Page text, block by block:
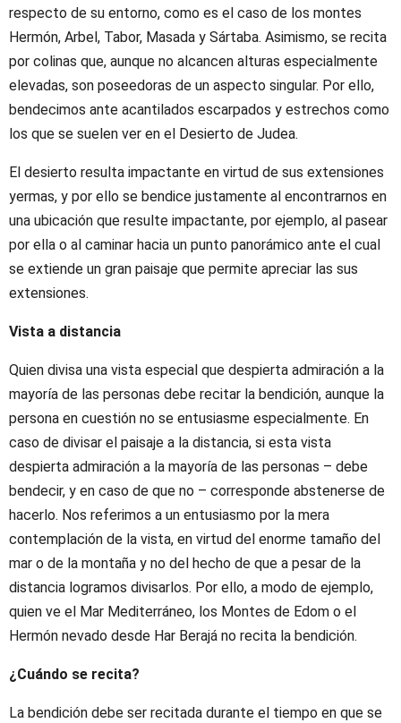
respecto de su entorno, como es el caso de los montes
Hermón, Arbel, Tabor, Masada y Sártaba. Asimismo, se recita
por colinas que, aunque no alcancen alturas especialmente
elevadas, son poseedoras de un aspecto singular. Por ello,
bendecimos ante acantilados escarpados y estrechos como
los que se suelen ver en el Desierto de Judea.
El desierto resulta impactante en virtud de sus extensiones
yermas, y por ello se bendice justamente al encontrarnos en
una ubicación que resulte impactante, por ejemplo, al pasear
por ella o al caminar hacia un punto panorámico ante el cual
se extiende un gran paisaje que permite apreciar las sus
extensiones.
Vista a distancia
Quien divisa una vista especial que despierta admiración a la
mayoría de las personas debe recitar la bendición, aunque la
persona en cuestión no se entusiasme especialmente. En
caso de divisar el paisaje a la distancia, si esta vista
despierta admiración a la mayoría de las personas – debe
bendecir, y en caso de que no – corresponde abstenerse de
hacerlo. Nos referimos a un entusiasmo por la mera
contemplación de la vista, en virtud del enorme tamaño del
mar o de la montaña y no del hecho de que a pesar de la
distancia logramos divisarlos. Por ello, a modo de ejemplo,
quien ve el Mar Mediterráneo, los Montes de Edom o el
Hermón nevado desde Har Berajá no recita la bendición.
¿Cuándo se recita?
La bendición debe ser recitada durante el tiempo en que se